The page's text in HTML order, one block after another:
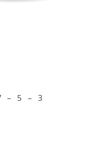
7 – 5 – 3